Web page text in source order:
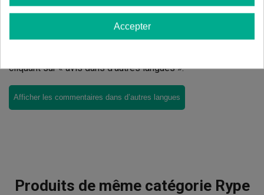
Commentaires surRype Organics
cliquant sur « avis dans d'autres langues ».
Afficher les commentaires dans d’autres langues
Produits de même catégorie Rype
Accepter